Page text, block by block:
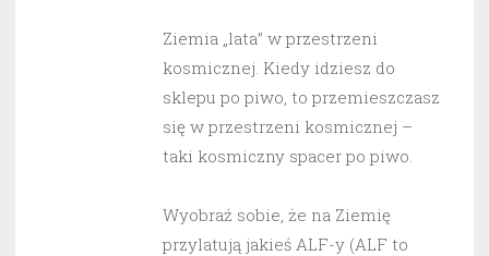
Ziemia „lata” w przestrzeni
kosmicznej. Kiedy idziesz do
sklepu po piwo, to przemieszczasz
się w przestrzeni kosmicznej –
taki kosmiczny spacer po piwo.
Wyobraź sobie, że na Ziemię
przylatują jakieś ALF-y (ALF to